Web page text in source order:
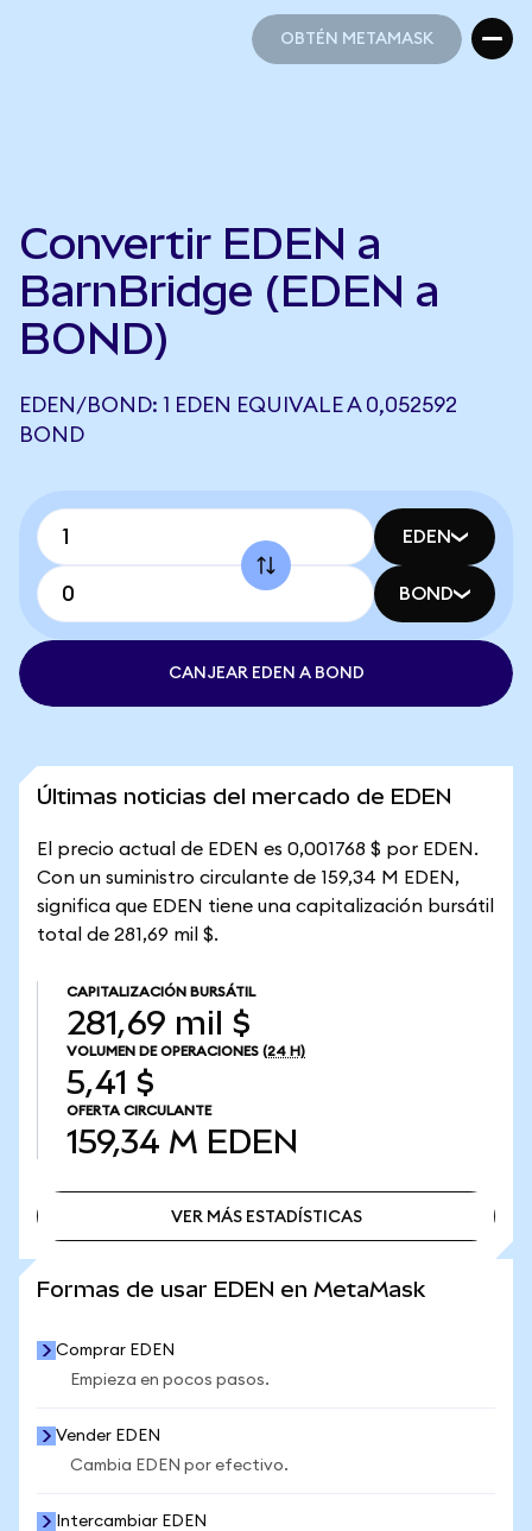
OBTÉN METAMASK
Convertir EDEN a
BarnBridge (EDEN a
BOND)
EDEN/BOND: 1 EDEN EQUIVALE A 0,052592
BOND
EDEN
BOND
CANJEAR EDEN A BOND
Últimas noticias del mercado de EDEN
El precio actual de EDEN es 0,001768 $ por EDEN.
Con un suministro circulante de 159,34 M EDEN,
significa que EDEN tiene una capitalización bursátil
total de 281,69 mil $.
CAPITALIZACIÓN BURSÁTIL
281,69 mil $
VOLUMEN DE OPERACIONES (24 H)
5,41 $
OFERTA CIRCULANTE
159,34 M EDEN
VER MÁS ESTADÍSTICAS
Formas de usar EDEN en MetaMask
Comprar EDEN
Empieza en pocos pasos.
Vender EDEN
Cambia EDEN por efectivo.
Intercambiar EDEN